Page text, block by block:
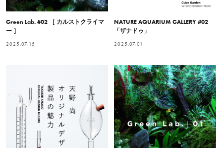
Green Lab. #02 ［ カルストクライマ
ー ］
2025.07.15
NATURE AQUARIUM GALLERY #02
「ザナドゥ」
2025.07.01